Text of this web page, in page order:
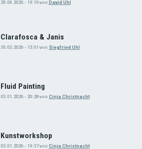
29.04.2026 - 19:10 von David Uhl
Clarafosca & Janis
30.03.2026 - 13:01 von Siegfried Uhl
Fluid Painting
03.01.2026 - 20:28 von Cinja Christnacht
Kunstworkshop
03.01.2026 - 19:37 von Cinja Christnacht